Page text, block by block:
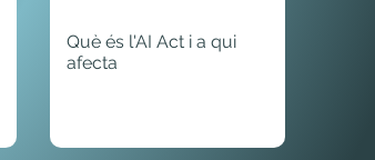
Què és l'AI Act i a qui
afecta